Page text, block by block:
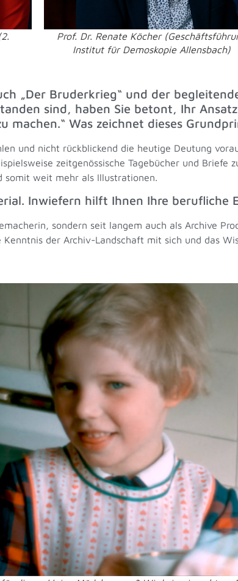
Prof. Dr. Renate Köcher
Institut für Demoskopie Allensbach)
„Der Bruderkrieg“ und der
sind, haben Sie betont, Ihr
machen.“ Was zeichnet dieses
und nicht rückblickend die heutige Deutung
zeitgenössische Tagebücher und Briefe
somit weit mehr als Illustrationen.
Inwiefern hilft Ihnen Ihre berufliche
sondern seit langem auch als Archive
Kenntnis der Archiv-Landschaft mit sich und das